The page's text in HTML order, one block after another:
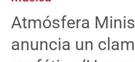
Atmósfera
anuncia un